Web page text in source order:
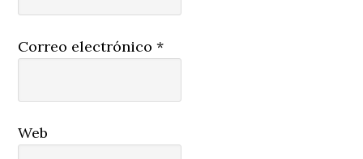
Correo electrónico*
Web